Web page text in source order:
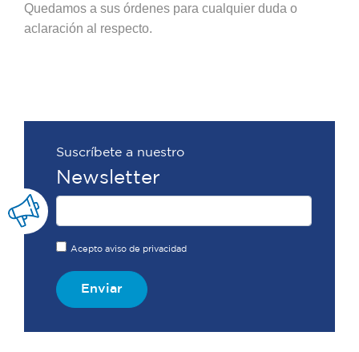
Quedamos a sus órdenes para cualquier duda o
aclaración al respecto.
Suscríbete a nuestro
Newsletter
Acepto aviso de privacidad
Enviar